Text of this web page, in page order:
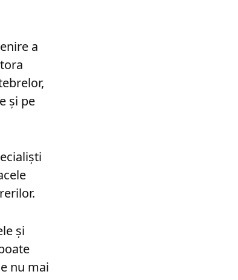
a
și pe
și
nu mai